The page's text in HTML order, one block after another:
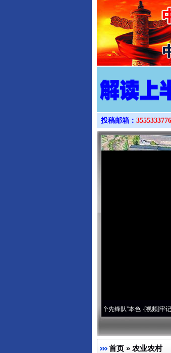
投稿邮箱：
永葆“两个先锋队”本色·[视频]牢记初心使命
首页 » 农业农村